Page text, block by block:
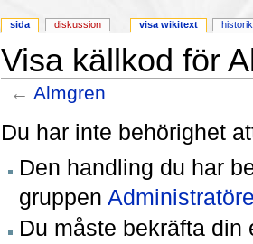
Visa källkod för
←Almgren
Du har inte behörighet
Den handling du har
gruppen
Du måste bekräfta din
sida diskussion visa wikitext historik